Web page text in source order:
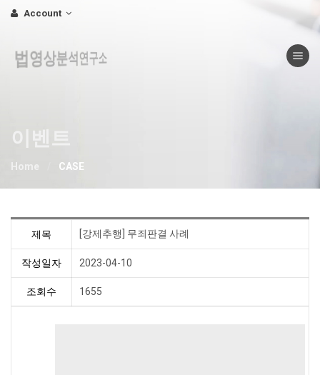
Account
Toggle
법영상분석연구소
이벤트
Home CASE
제목 [강제추행] 무죄판결 사례
작성일자 2023-04-10
조회수 1655